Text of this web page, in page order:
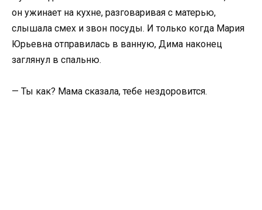
он ужинает на кухне, разговаривая с матерью,
слышала смех и звон посуды. И только когда Мария
Юрьевна отправилась в ванную, Дима наконец
заглянул в спальню.
— Ты как? Мама сказала, тебе нездоровится.